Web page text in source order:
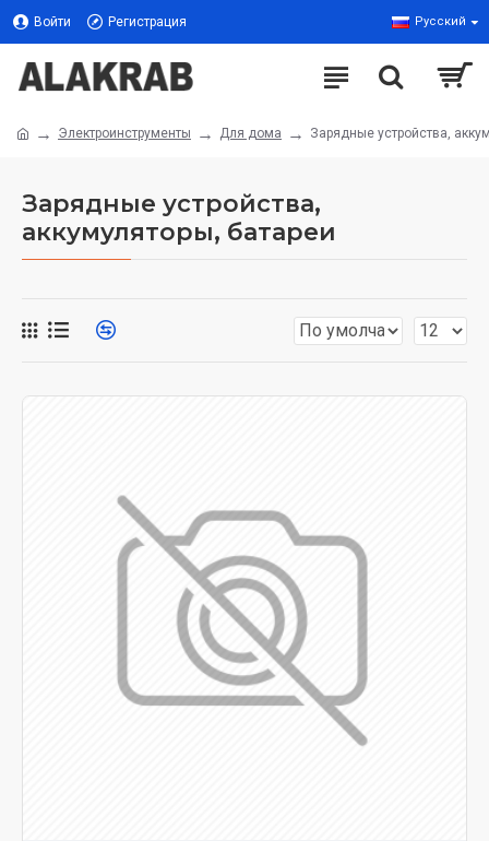
Войти Регистрация Русский
Электроинструменты Для дома Зарядные устройства,
Зарядные устройства,
аккумуляторы, батареи